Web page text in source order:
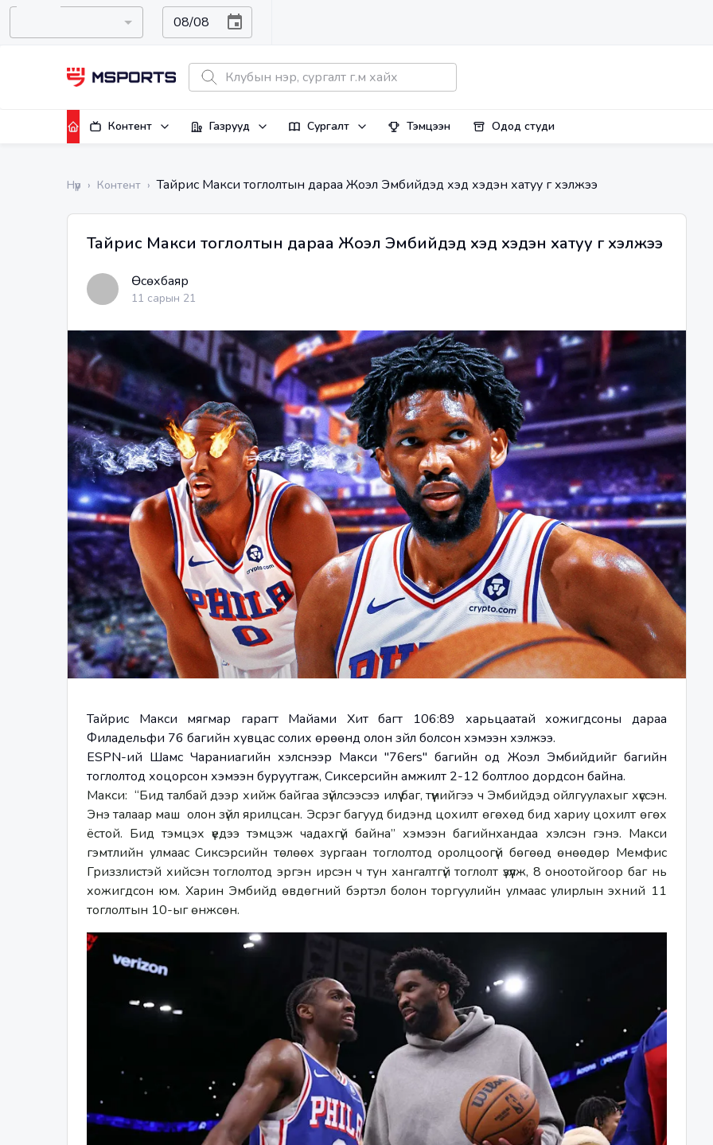
Контент Газрууд Сургалт Тэмцээн Одод студи
Нүүр › Контент › Тайрис Макси тоглолтын дараа Жоэл Эмбийдэд хэд хэдэн хатуу үг хэлжээ
Тайрис Макси тоглолтын дараа Жоэл Эмбийдэд хэд хэдэн хатуу үг хэлжээ
Өсөхбаяр
11 сарын 21
Тайрис Макси мягмар гарагт Майами Хит багт 106:89 харьцаатай хожигдсоны дараа
Филадельфи 76 багийн хувцас солих өрөөнд олон зүйл болсон хэмээн хэлжээ.
ESPN-ий Шамс Чараниагийн хэлснээр Макси "76ers" багийн од Жоэл Эмбийдийг багийн
тоглолтод хоцорсон хэмээн буруутгаж, Сиксерсийн амжилт 2-12 болтлоо дордсон байна.
Макси:  “Бид талбай дээр хийж байгаа зүйлсээсээ илүү баг, түүнийгээ ч Эмбийдэд ойлгуулахыг хүссэн.
Энэ талаар маш  олон зүйл ярилцсан. Эсрэг багууд бидэнд цохилт өгөхөд бид хариу цохилт өгөх
ёстой. Бид тэмцэх үедээ тэмцэж чадахгүй байна” хэмээн багийнхандаа хэлсэн гэнэ. Макси
гэмтлийн улмаас Сиксэрсийн төлөөх зургаан тоглолтод оролцоогүй бөгөөд өнөөдөр Мемфис
Гриззлистэй хийсэн тоглолтод эргэн ирсэн ч тун хангалтгүй тоглолт үзүүлж, 8 оноотойгоор баг нь
хожигдсон юм. Харин Эмбийд өвдөгний бэртэл болон торгуулийн улмаас улирлын эхний 11
тоглолтын 10-ыг өнжсөн.